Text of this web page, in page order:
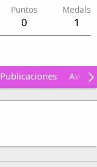
Puntos
0
Medals
1
Publicaciones